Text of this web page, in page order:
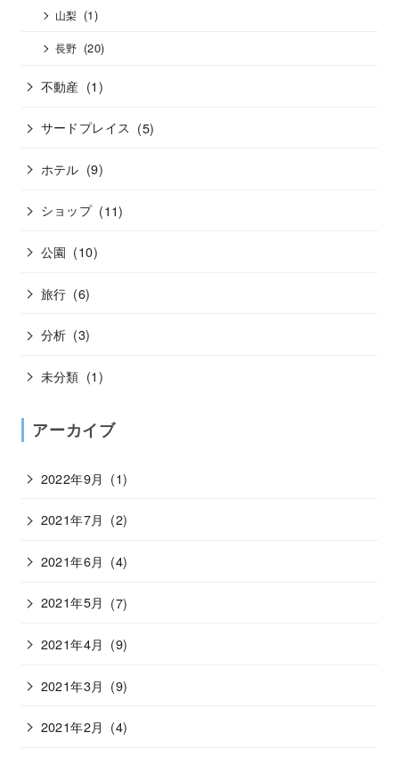
山梨 (1)
長野 (20)
不動産 (1)
サードプレイス (5)
ホテル (9)
ショップ (11)
公園 (10)
旅行 (6)
分析 (3)
未分類 (1)
アーカイブ
2022年9月 (1)
2021年7月 (2)
2021年6月 (4)
2021年5月 (7)
2021年4月 (9)
2021年3月 (9)
2021年2月 (4)